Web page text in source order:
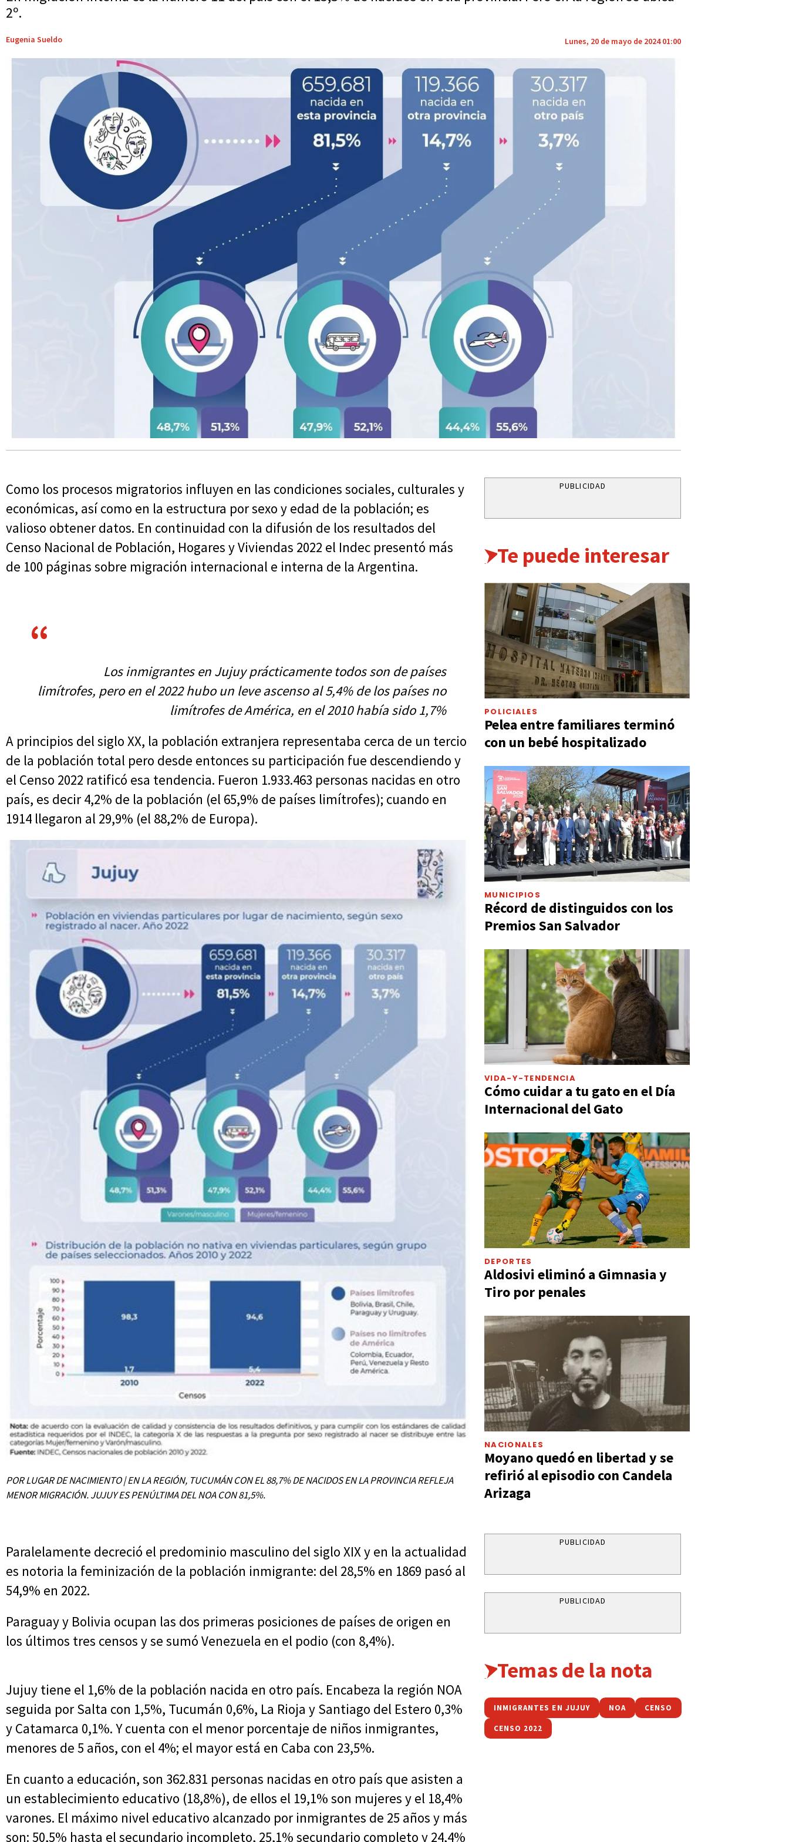
2º.
Eugenia Sueldo Lunes, 20 de mayo de 2024 01:00
Como los procesos migratorios influyen en las condiciones sociales, culturales y
económicas, así como en la estructura por sexo y edad de la población; es
valioso obtener datos. En continuidad con la difusión de los resultados del
Censo Nacional de Población, Hogares y Viviendas 2022 el Indec presentó más
de 100 páginas sobre migración internacional e interna de la Argentina.
Los inmigrantes en Jujuy prácticamente todos son de países
limítrofes, pero en el 2022 hubo un leve ascenso al 5,4% de los países no
limítrofes de América, en el 2010 había sido 1,7%
A principios del siglo XX, la población extranjera representaba cerca de un tercio
de la población total pero desde entonces su participación fue descendiendo y
el Censo 2022 ratificó esa tendencia. Fueron 1.933.463 personas nacidas en otro
país, es decir 4,2% de la población (el 65,9% de países limítrofes); cuando en
1914 llegaron al 29,9% (el 88,2% de Europa).
POR LUGAR DE NACIMIENTO | EN LA REGIÓN, TUCUMÁN CON EL 88,7% DE NACIDOS EN LA PROVINCIA REFLEJA
MENOR MIGRACIÓN. JUJUY ES PENÚLTIMA DEL NOA CON 81,5%.
Paralelamente decreció el predominio masculino del siglo XIX y en la actualidad
es notoria la feminización de la población inmigrante: del 28,5% en 1869 pasó al
54,9% en 2022.
Paraguay y Bolivia ocupan las dos primeras posiciones de países de origen en
los últimos tres censos y se sumó Venezuela en el podio (con 8,4%).
Jujuy tiene el 1,6% de la población nacida en otro país. Encabeza la región NOA
seguida por Salta con 1,5%, Tucumán 0,6%, La Rioja y Santiago del Estero 0,3%
y Catamarca 0,1%. Y cuenta con el menor porcentaje de niños inmigrantes,
menores de 5 años, con el 4%; el mayor está en Caba con 23,5%.
En cuanto a educación, son 362.831 personas nacidas en otro país que asisten a
un establecimiento educativo (18,8%), de ellos el 19,1% son mujeres y el 18,4%
varones. El máximo nivel educativo alcanzado por inmigrantes de 25 años y más
son: 50,5% hasta el secundario incompleto, 25,1% secundario completo y 24,4%
PUBLICIDAD
Te puede interesar
POLICIALES
Pelea entre familiares terminó
con un bebé hospitalizado
MUNICIPIOS
Récord de distinguidos con los
Premios San Salvador
VIDA-Y-TENDENCIA
Cómo cuidar a tu gato en el Día
Internacional del Gato
DEPORTES
Aldosivi eliminó a Gimnasia y
Tiro por penales
NACIONALES
Moyano quedó en libertad y se
refirió al episodio con Candela
Arizaga
PUBLICIDAD
PUBLICIDAD
Temas de la nota
INMIGRANTES EN JUJUY NOA CENSO
CENSO 2022